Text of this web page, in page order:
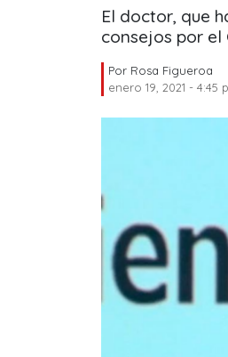
El doctor, que
consejos por el
Por Rosa Figueroa
enero 19, 2021 - 4:45